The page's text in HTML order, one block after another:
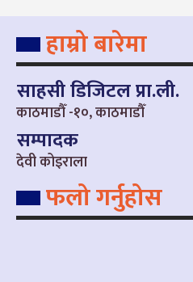
हाम्रो बारेमा
साहसी डिजिटल प्रा.ली.
काठमाडौँ -१०, काठमाडौँ
सम्पादक
देवी कोइराला
फलो गर्नुहोस